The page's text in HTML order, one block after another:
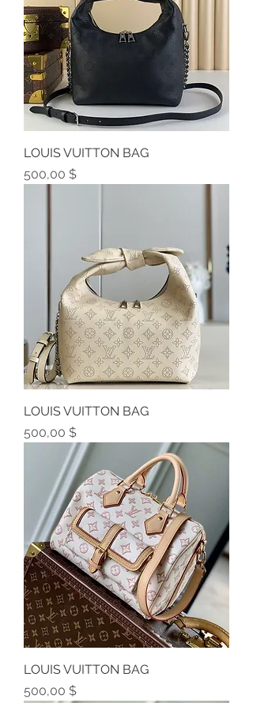
LOUIS VUITTON BAG
Preis
500,00 $
LOUIS VUITTON BAG
Preis
500,00 $
LOUIS VUITTON BAG
Preis
500,00 $